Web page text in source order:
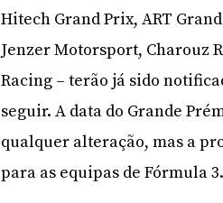
Hitech Grand Prix, ART
Jenzer Motorsport, Charouz
Racing – terão já sido
seguir. A data do Grande
qualquer alteração, mas a
para as equipas de Fórmula 3.